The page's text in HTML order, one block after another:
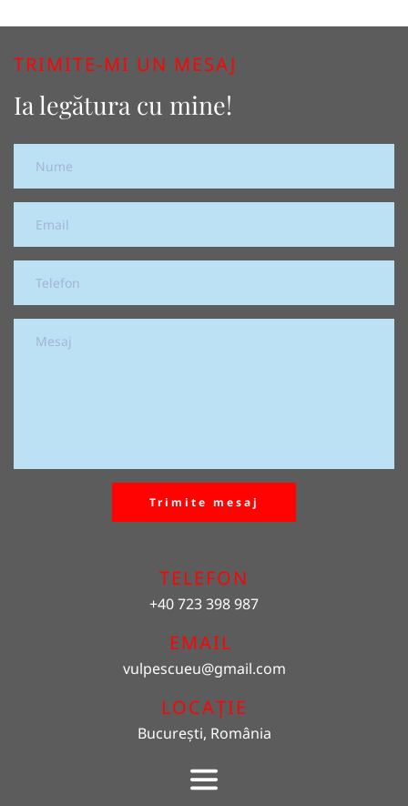
TRIMITE-MI UN MESAJ
Ia legătura cu mine!
Trimite mesaj
TELEFON
+40 723 398 987
EMAIL
vulpescueu@gmail.com
LOCAȚIE
București, România